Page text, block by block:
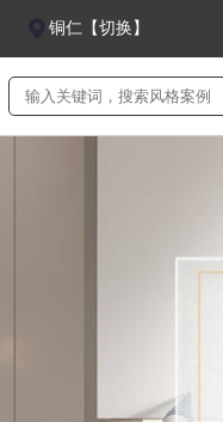
铜仁【切换】